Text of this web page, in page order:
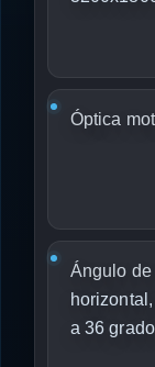
Óptica
Ángulo de
a 36